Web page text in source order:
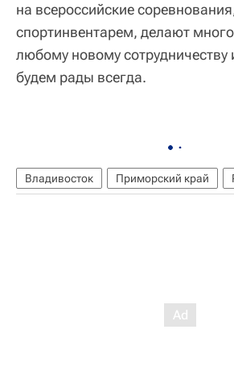
на всероссийские
спортинвентарем, делают
любому новому
будем рады всегда.
Владивосток Приморский край